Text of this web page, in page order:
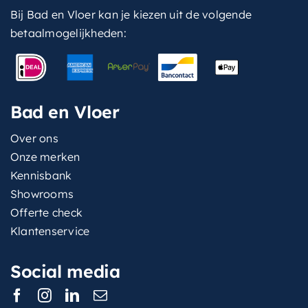
Bij Bad en Vloer kan je kiezen uit de volgende
betaalmogelijkheden:
Bad en Vloer
Over ons
Onze merken
Kennisbank
Showrooms
Offerte check
Klantenservice
Social media